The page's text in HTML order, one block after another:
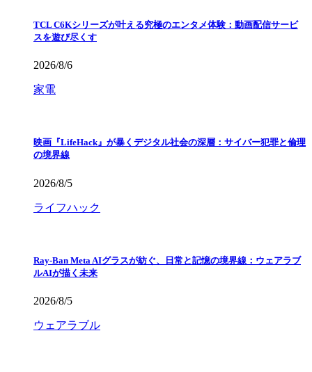
TCL C6Kシリーズが叶える究極のエンタメ体験：動画配信サービ
スを遊び尽くす
2026/8/6
家電
映画『LifeHack』が暴くデジタル社会の深層：サイバー犯罪と倫理
の境界線
2026/8/5
ライフハック
Ray-Ban Meta AIグラスが紡ぐ、日常と記憶の境界線：ウェアラブ
ルAIが描く未来
2026/8/5
ウェアラブル